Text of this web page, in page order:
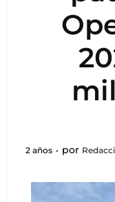
2 años por